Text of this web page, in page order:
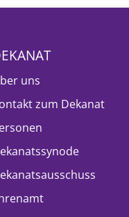
uns
zum Dekanat